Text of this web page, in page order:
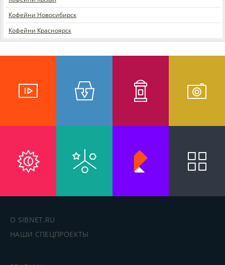
Кофейни Новосибирск
Кофейни Красноярск
О SIBNET.RU
НАШИ СПЕЦПРОЕКТЫ